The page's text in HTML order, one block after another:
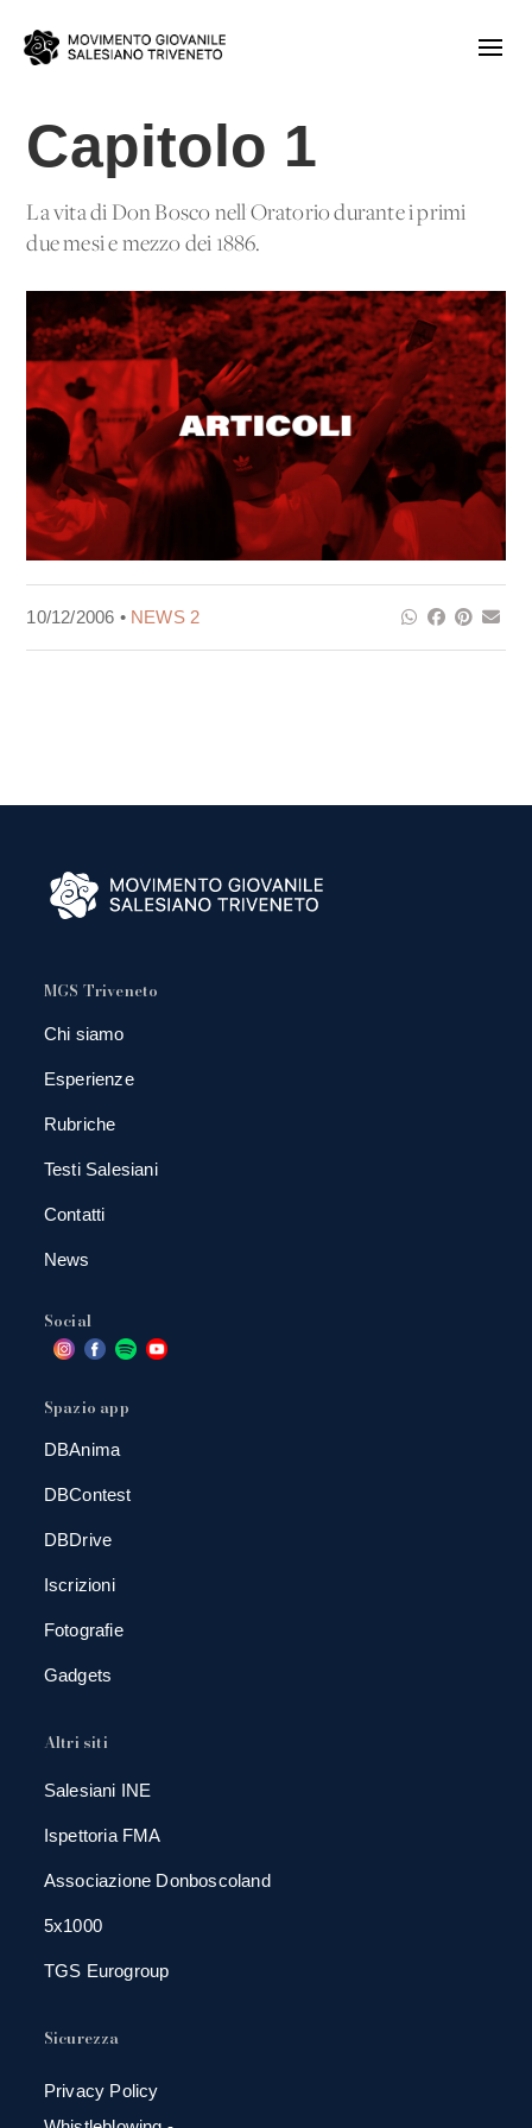
Capitolo 1
La vita di Don Bosco nell'Oratorio durante i primi
due mesi e mezzo dei 1886.
10/12/2006 • NEWS 2
MGS Triveneto
Chi siamo
Esperienze
Rubriche
Testi Salesiani
Contatti
News
Social
Spazio app
DBAnima
DBContest
DBDrive
Iscrizioni
Fotografie
Gadgets
Altri siti
Salesiani INE
Ispettoria FMA
Associazione Donboscoland
5x1000
TGS Eurogroup
Sicurezza
Privacy Policy